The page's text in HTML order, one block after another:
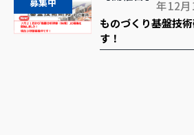
年12月
ものづくり基盤技
す！